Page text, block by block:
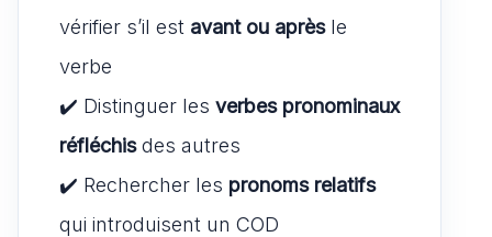
vérifier s’il est avant ou aprèsle
verbe
✔️ Distinguer les verbes pronominaux
réfléchisdes autres
✔️ Rechercher les pronoms relatifs
qui introduisent un COD